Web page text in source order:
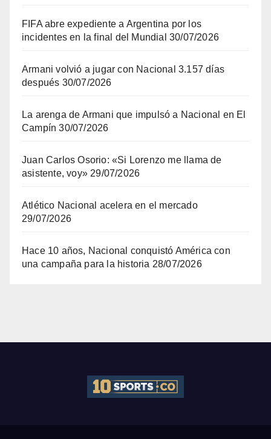
FIFA abre expediente a Argentina por los
incidentes en la final del Mundial 30/07/2026
Armani volvió a jugar con Nacional 3.157 días
después 30/07/2026
La arenga de Armani que impulsó a Nacional en El
Campín 30/07/2026
Juan Carlos Osorio: «Si Lorenzo me llama de
asistente, voy» 29/07/2026
Atlético Nacional acelera en el mercado
29/07/2026
Hace 10 años, Nacional conquistó América con
una campaña para la historia 28/07/2026